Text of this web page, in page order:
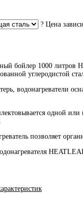
? Цена
бойлер 1000 литров
углеродистой
водонагреватели
одной
позволяет